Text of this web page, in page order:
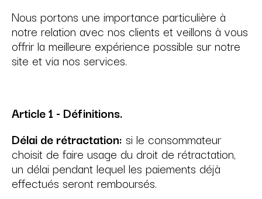
Nous portons une importance particulière à
notre relation avec nos clients et veillons à vous
offrir la meilleure expérience possible sur notre
site et via nos services.
Article 1 - Définitions.
Délai de rétractation: si le consommateur
choisit de faire usage du droit de rétractation,
un délai pendant lequel les paiements déjà
effectués seront remboursés.